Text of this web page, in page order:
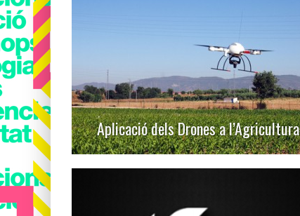
Aplicació dels Drones a l’Agricultura